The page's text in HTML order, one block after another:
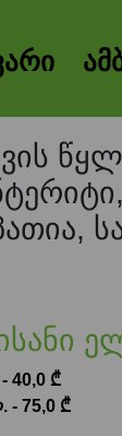
40,0 ₾
- 75,0 ₾